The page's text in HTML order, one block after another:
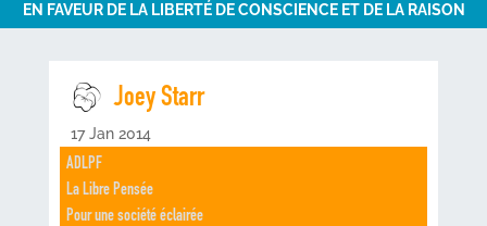
EN FAVEUR DE LA LIBERTÉ DE CONSCIENCE ET DE LA RAISON
Joey Starr
17 Jan 2014
ADLPF
La Libre Pensée
Pour une société éclairée